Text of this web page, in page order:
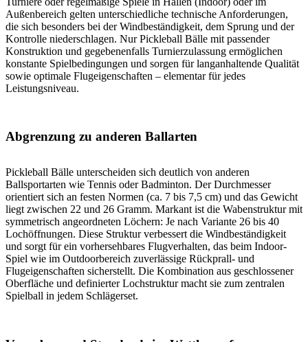
Außenbereich gelten unterschiedliche technische Anforderungen,
die sich besonders bei der Windbeständigkeit, dem Sprung und der
Kontrolle niederschlagen. Nur Pickleball Bälle mit passender
Konstruktion und gegebenenfalls Turnierzulassung ermöglichen
konstante Spielbedingungen und sorgen für langanhaltende Qualität
sowie optimale Flugeigenschaften – elementar für jedes
Leistungsniveau.
Abgrenzung zu anderen Ballarten
Pickleball Bälle unterscheiden sich deutlich von anderen
Ballsportarten wie Tennis oder Badminton. Der Durchmesser
orientiert sich an festen Normen (ca. 7 bis 7,5 cm) und das Gewicht
liegt zwischen 22 und 26 Gramm. Markant ist die Wabenstruktur mit
symmetrisch angeordneten Löchern: Je nach Variante 26 bis 40
Lochöffnungen. Diese Struktur verbessert die Windbeständigkeit
und sorgt für ein vorhersehbares Flugverhalten, das beim Indoor-
Spiel wie im Outdoorbereich zuverlässige Rückprall- und
Flugeigenschaften sicherstellt. Die Kombination aus geschlossener
Oberfläche und definierter Lochstruktur macht sie zum zentralen
Spielball in jedem Schlägerset.